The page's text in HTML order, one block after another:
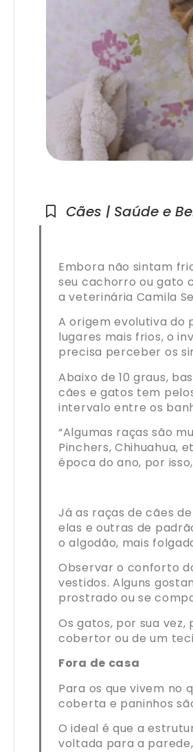
Cães | Saúde e
Embora não sintam
seu cachorro ou gato
a veterinária Camila
A origem evolutiva do
lugares mais frios, o
precisa perceber os
Abaixo de 10 graus,
cães e gatos tem
intervalo entre os
“Algumas raças são
Pinchers, Chihuahua,
época do ano, por
Já as raças de cães
elas e outras de
o algodão, mais
Observar o conforto
vestidos. Alguns
prostrado ou se
Os gatos, por sua
cobertor ou de um
Fora de casa
Para os que vivem no
coberta e paninhos
O ideal é que a
voltada para a